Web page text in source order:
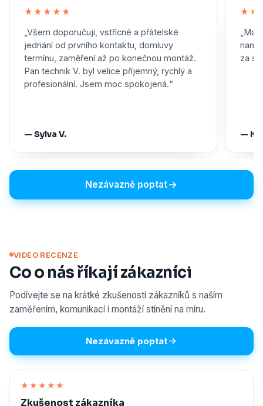
★★★★★
„Všem doporučuji, vstřícné a přátelské
jednání od prvního kontaktu, domluvy
termínu, zaměření až po konečnou montáž.
Pan technik V. byl velice příjemný, rychlý a
profesionální. Jsem moc spokojená.“
— Sylva V.
za
—
Nezávazně poptat
VIDEO RECENZE
Co o nás říkají zákazníci
Podívejte se na krátké zkušenosti zákazníků s naším
zaměřením, komunikací i montáží stínění na míru.
Nezávazně poptat
★★★★★
Zkušenost zákazníka